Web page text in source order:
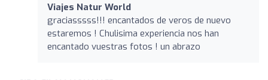
Viajes Natur World
graciasssss!!! encantados de veros de nuevo
estaremos ! Chulisima experiencia nos han
encantado vuestras fotos ! un abrazo